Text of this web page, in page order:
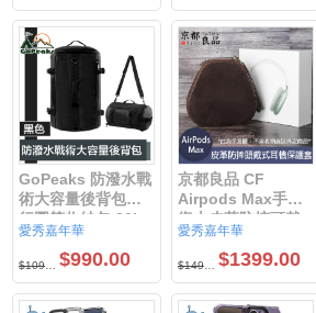
GoPeaks 防潑水戰
術大容量後背包旅
行圓筒收納包 20L
黑色
愛秀嘉年華
$1099.00 $990.00
京都良品 CF
Airpods Max手工
復古皮革防摔頭戴
式耳機保護套
愛秀嘉年華
$1499.00 $1399.00